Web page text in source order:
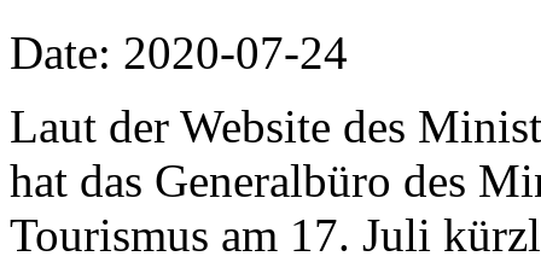
Date: 2020-07-24
Laut der Website des
hat das Generalbüro des
Tourismus am 17. Juli